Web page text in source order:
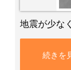
地震が少な
続きを